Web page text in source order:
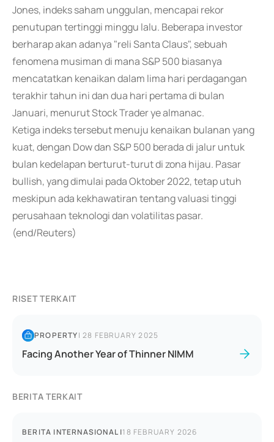
Jones, indeks saham unggulan, mencapai rekor
penutupan tertinggi minggu lalu. Beberapa investor
berharap akan adanya "reli Santa Claus", sebuah
fenomena musiman di mana S&P 500 biasanya
mencatatkan kenaikan dalam lima hari perdagangan
terakhir tahun ini dan dua hari pertama di bulan
Januari, menurut Stock Trader ye almanac.
Ketiga indeks tersebut menuju kenaikan bulanan yang
kuat, dengan Dow dan S&P 500 berada di jalur untuk
bulan kedelapan berturut-turut di zona hijau. Pasar
bullish, yang dimulai pada Oktober 2022, tetap utuh
meskipun ada kekhawatiran tentang valuasi tinggi
perusahaan teknologi dan volatilitas pasar.
(end/Reuters)
RISET TERKAIT
PROPERTY|28 FEBRUARY 2025
Facing Another Year of Thinner NIMM
BERITA TERKAIT
BERITA INTERNASIONAL |18 FEBRUARY 2026